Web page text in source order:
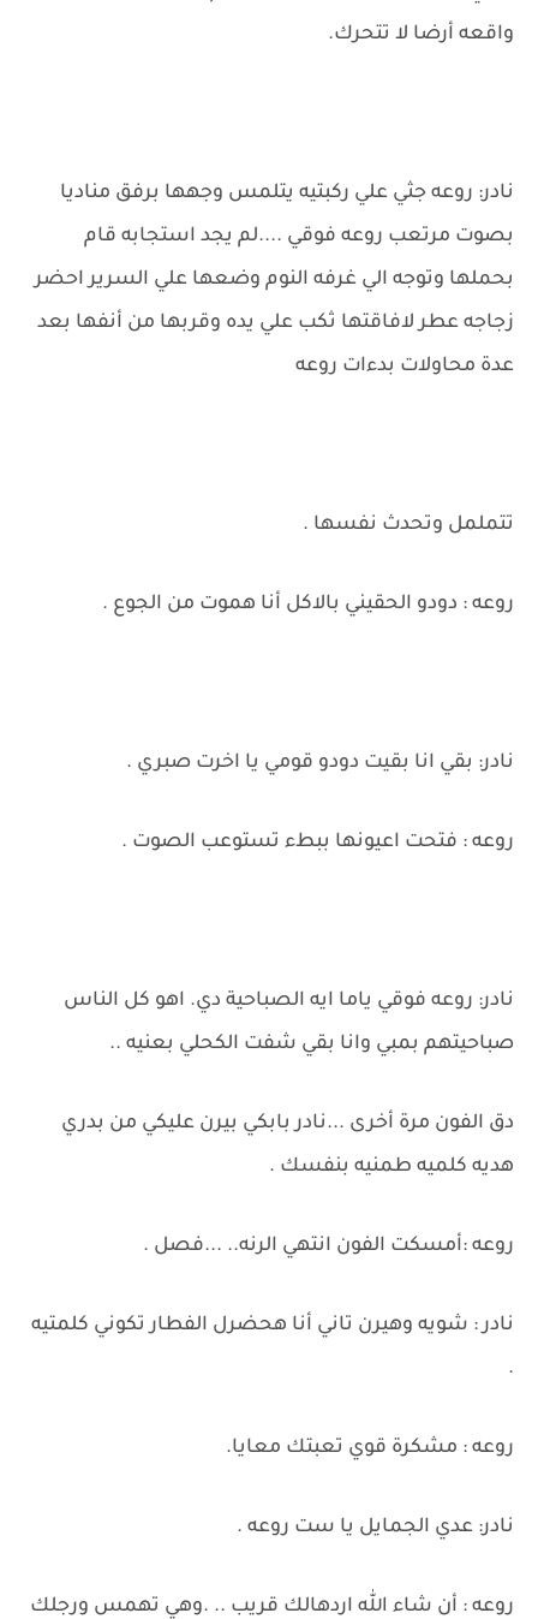
واقعه أرضا لا تتحرك.
نادر: روعه جثي علي ركبتيه يتلمس وجهها برفق مناديا
بصوت مرتعب روعه فوقي ....لم يجد استجابه قام
بحملها وتوجه الي غرفه النوم وضعها علي السرير احضر
زجاجه عطر لافاقتها ثكب علي يده وقربها من أنفها بعد
عدة محاولات بدءات روعه
تتململ وتحدث نفسها .
روعه : دودو الحقيني بالاكل أنا هموت من الجوع .
نادر: بقي انا بقيت دودو قومي يا اخرت صبري .
روعه : فتحت اعيونها ببطء تستوعب الصوت .
نادر: روعه فوقي ياما ايه الصباحية دي. اهو كل الناس
صباحيتهم بمبي وانا بقي شفت الكحلي بعنيه ..
دق الفون مرة أخرى ...نادر بابكي بيرن عليكي من بدري
هديه كلميه طمنيه بنفسك .
روعه :أمسكت الفون انتهي الرنه.. ...فصل .
نادر : شويه وهيرن تاني أنا هحضرل الفطار تكوني كلمتيه
.
روعه : مشكرة قوي تعبتك معايا.
نادر: عدي الجمايل يا ست روعه .
روعه : أن شاء الله اردهالك قريب .. .وهي تهمس ورجلك